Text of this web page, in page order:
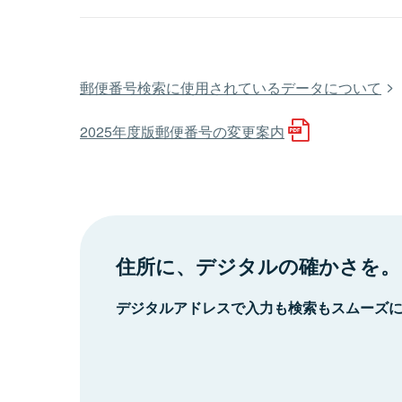
郵便番号検索に使用されているデータについて
2025年度版郵便番号の変更案内
住所に、デジタルの確かさを。
デジタルアドレスで入力も検索もスムーズ